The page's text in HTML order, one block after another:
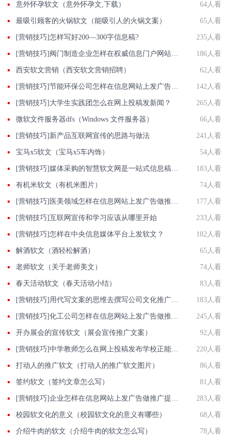
意外怀孕软文（意外怀孕文,下载） 64人看
最吸引顾客的火锅软文（能吸引人的火锅文案） 65人看
[营销技巧]怎样写好200—300字信息稿? 235人看
186人看
西安软文营销（西安软文营销招聘） 62人看
142人看
[营销技巧]大学生实践团怎么在网上投稿发新闻？ 265人看
微软文件服务器dfs（Windows 文件服务器） 66人看
[营销技巧]新产品互联网宣传的思路与做法 241人看
宝马x5软文（宝马x5车内饰） 54人看
183人看
有机米软文（有机米图片） 74人看
177人看
[营销技巧]互联网宣传和学习应该从哪里开始 233人看
[营销技巧]怎样在中央信息媒体平台上发软文？ 182人看
解酒软文（酒轻松解酒） 65人看
老师软文（关于老师美文） 74人看
春天活动软文（春天活动小结） 83人看
183人看
245人看
开办展会的宣传软文（展会宣传推广文案） 92人看
220人看
打动人的推广软文（打动人的推广软文图片） 86人看
签约软文（签约文章怎么写） 81人看
283人看
校园软文化的意义（校园软文化的意义有哪些） 68人看
介绍牛肉的软文（介绍牛肉的软文怎么写） 78人看